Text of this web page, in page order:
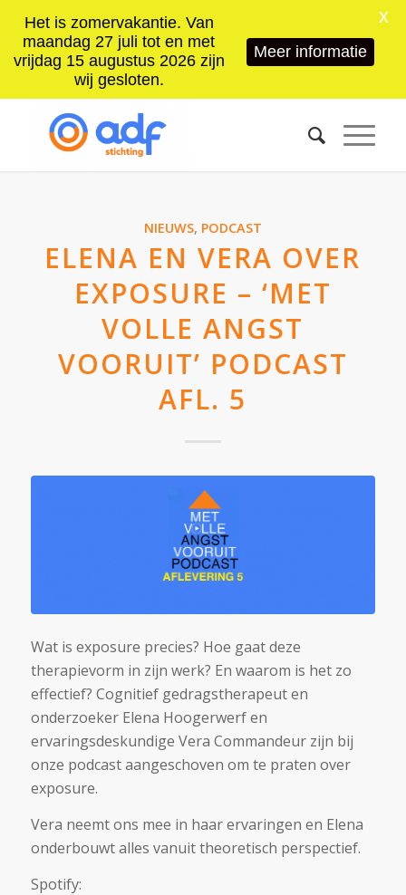
NIEUWS, PODCAST
ELENA EN VERA OVER
EXPOSURE – ‘MET
VOLLE ANGST
VOORUIT’ PODCAST
AFL. 5
Wat is exposure precies? Hoe gaat deze
therapievorm in zijn werk? En waarom is het zo
effectief? Cognitief gedragstherapeut en
onderzoeker Elena Hoogerwerf en
ervaringsdeskundige Vera Commandeur zijn bij
onze podcast aangeschoven om te praten over
exposure.
Vera neemt ons mee in haar ervaringen en Elena
onderbouwt alles vanuit theoretisch perspectief.
Spotify:
Het is zomervakantie. Van
maandag 27 juli tot en met
vrijdag 15 augustus 2026 zijn
wij gesloten.
Meer informatie
X